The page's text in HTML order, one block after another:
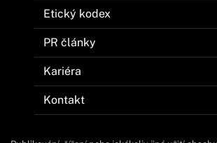
Etický kodex
PR články
Kariéra
Kontakt